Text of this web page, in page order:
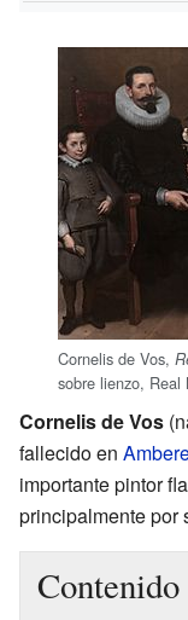
Cornelis de Vos,
sobre lienzo,
Cornelis de Vos
fallecido en
importante pintor
principalmente por
Contenido